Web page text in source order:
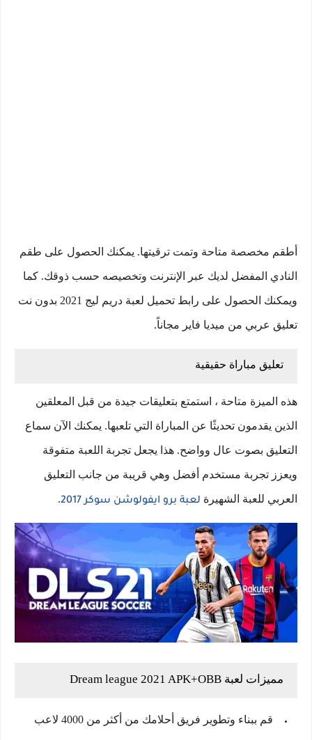
أطقم مخصصة متاحة وتمت ترقيتها. يمكنك الحصول على طقم
النادي المفضل لديك عبر الإنترنت وتخصيصه حسب ذوقك. كما
ويمكنك الحصول على رابط تحميل لعبة دريم ليج 2021 بدون نت
تعليق عربي من ميديا فاير مجاناً.
تعليق مباراة حقيقية
هذه الميزة متاحة ، استمتع بتعليقات جيدة من قبل المعلقين
الذين يقدمون تحديثًا عن المباراة التي تلعبها. يمكنك الآن سماع
التعليق بصوت عال وواضح. هذا يجعل تجربة اللعبة متفوقة
ويعزز تجربة مستخدم أفضل وهي قريبة من جانب التعليق
العربي للعبة الشهيرة لعبة برو ايفولوشن سوكر 2017 .
مميزات لعبة Dream league 2021 APK+OBB
قم ببناء وتطوير فريق أحلامك من أكثر من 4000 لاعب